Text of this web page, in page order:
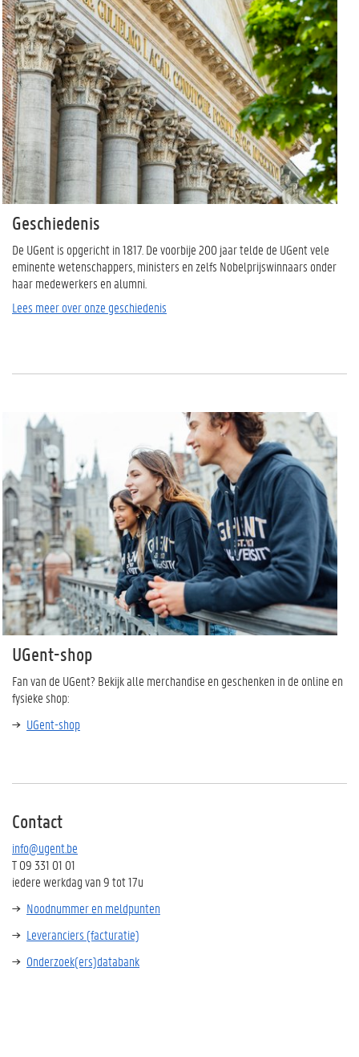
Geschiedenis
De UGent is opgericht in 1817. De voorbije 200 jaar telde de UGent vele
eminente wetenschappers, ministers en zelfs Nobelprijswinnaars onder
haar medewerkers en alumni.
Lees meer over onze geschiedenis
UGent-shop
Fan van de UGent? Bekijk alle merchandise en geschenken in de online en
fysieke shop:
UGent-shop
Contact
info@ugent.be
T 09 331 01 01
iedere werkdag van 9 tot 17u
Noodnummer en meldpunten
Leveranciers (facturatie)
Onderzoek(ers)databank